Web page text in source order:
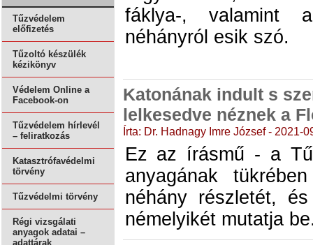
Tűzvédelem
előfizetés
Tűzoltó készülék
kézikönyv
Védelem Online a
Facebook-on
Tűzvédelem hírlevél
– feliratkozás
Katasztrófavédelmi
törvény
Tűzvédelmi törvény
Régi vizsgálati
anyagok adatai –
adattárak
fáklya-, valamint
néhányról esik szó.
Katonának indult s
lelkesedve néznek a
Írta: Dr. Hadnagy Imre József - 2021-
Ez az írásmű - a
anyagának
néhány részletét,
némelyikét mutatja